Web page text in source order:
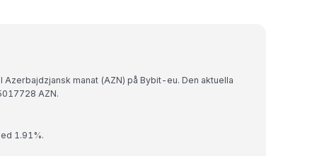
manat (AZN) på Bybit-eu. Den aktuella
AZN.
1.91%.